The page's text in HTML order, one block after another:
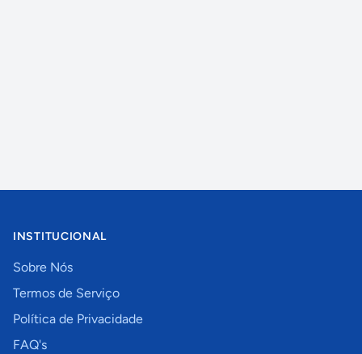
INSTITUCIONAL
Sobre Nós
Termos de Serviço
Política de Privacidade
FAQ's